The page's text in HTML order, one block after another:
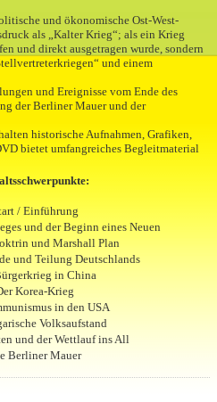
und ökonomische Ost-West-
als „Kalter Krieg“; als ein Krieg
und direkt ausgetragen wurde, sondern
und einem
und Ereignisse vom Ende des
der Berliner Mauer und der
historische Aufnahmen, Grafiken,
bietet umfangreiches Begleitmaterial
/ Einführung
und der Beginn eines Neuen
und Marshall Plan
und Teilung Deutschlands
in China
Korea-Krieg
in den USA
Volksaufstand
und der Wettlauf ins All
Berliner Mauer